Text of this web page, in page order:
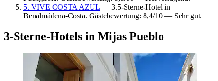
5. VIVE COSTA AZUL — 3.5-Sterne-Hotel in
Benalmádena-Costa. Gästebewertung: 8,4/10 — Sehr gut.
3-Sterne-Hotels in Mijas Pueblo